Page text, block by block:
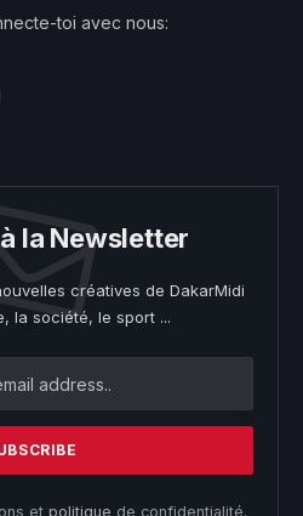
toi avec nous:
la Newsletter
créatives de DakarMidi
la société, le sport ...
et politique de confidentialité.